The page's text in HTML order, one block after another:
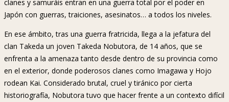
clanes y samuráis entran en una guerra total por el poder en
Japón con guerras, traiciones, asesinatos… a todos los niveles.
En ese ámbito, tras una guerra fratricida, llega a la jefatura del
clan Takeda un joven Takeda Nobutora, de 14 años, que se
enfrenta a la amenaza tanto desde dentro de su provincia como
en el exterior, donde poderosos clanes como Imagawa y Hojo
rodean Kai. Considerado brutal, cruel y tiránico por cierta
historiografía, Nobutora tuvo que hacer frente a un contexto difícil